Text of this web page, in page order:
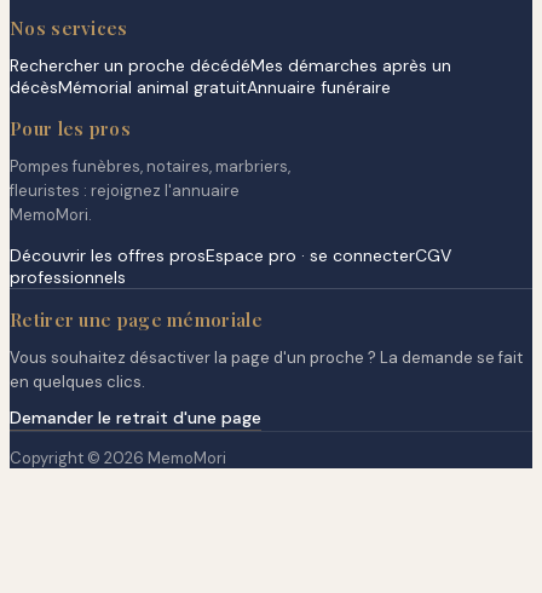
Nos services
Rechercher un proche décédéMes démarches après un
décèsMémorial animal gratuitAnnuaire funéraire
Pour les pros
Pompes funèbres, notaires, marbriers,
fleuristes : rejoignez l'annuaire
MemoMori.
Découvrir les offres prosEspace pro · se connecterCGV
professionnels
Retirer une page mémoriale
Vous souhaitez désactiver la page d'un proche ? La demande se fait
en quelques clics.
Demander le retrait d'une page
Copyright © 2026 MemoMori